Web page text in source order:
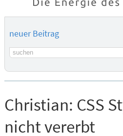
neuer Beitrag
Suchbegriff
Christian: CSS
nicht vererbt